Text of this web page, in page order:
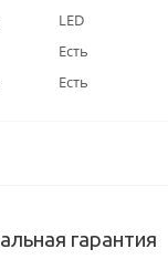
LED
Есть
Есть
гарантия